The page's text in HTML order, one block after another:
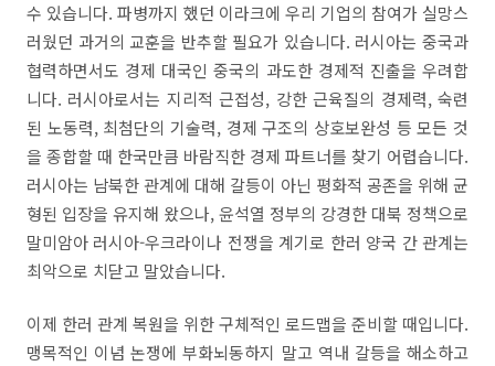
수 있습니다. 파병까지 했던 이라크에 우리 기업의 참여가 실망스
러웠던 과거의 교훈을 반추할 필요가 있습니다. 러시아는 중국과
협력하면서도 경제 대국인 중국의 과도한 경제적 진출을 우려합
니다. 러시아로서는 지리적 근접성, 강한 근육질의 경제력, 숙련
된 노동력, 최첨단의 기술력, 경제 구조의 상호보완성 등 모든 것
을 종합할 때 한국만큼 바람직한 경제 파트너를 찾기 어렵습니다.
러시아는 남북한 관계에 대해 갈등이 아닌 평화적 공존을 위해 균
형된 입장을 유지해 왔으나, 윤석열 정부의 강경한 대북 정책으로
말미암아 러시아-우크라이나 전쟁을 계기로 한러 양국 간 관계는
최악으로 치닫고 말았습니다.
이제 한러 관계 복원을 위한 구체적인 로드맵을 준비할 때입니다.
맹목적인 이념 논쟁에 부화뇌동하지 말고 역내 갈등을 해소하고